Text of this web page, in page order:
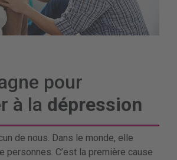
pour
à la dépression
de nous. Dans le monde, elle
personnes. C’est la première cause